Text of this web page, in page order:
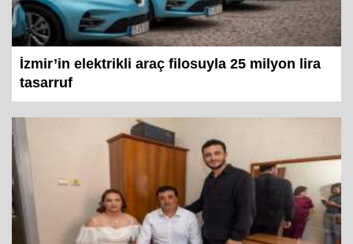
İzmir’in elektrikli araç filosuyla 25 milyon lira
tasarruf